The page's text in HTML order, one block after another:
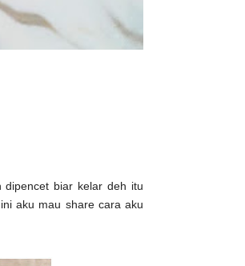
dipencet biar kelar deh itu
aku mau share cara aku